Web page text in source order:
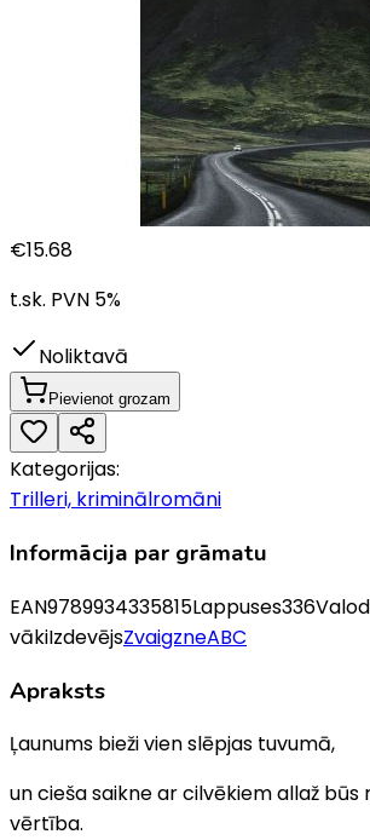
€15.68
t.sk. PVN 5%
Noliktavā
Pievienot grozam
Kategorijas:
Trilleri, kriminālromāni
Informācija par grāmatu
EAN9789934335815Lappuses336
vākiIzdevējsZvaigzneABC
Apraksts
Ļaunums bieži vien slēpjas tuvumā,
un cieša saikne ar cilvēkiem allaž būs
vērtība.